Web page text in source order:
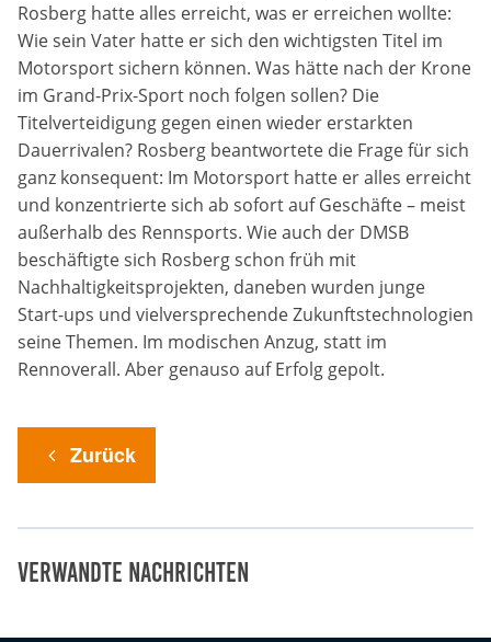
Rosberg hatte alles erreicht, was er erreichen wollte:
Wie sein Vater hatte er sich den wichtigsten Titel im
Motorsport sichern können. Was hätte nach der Krone
im Grand-Prix-Sport noch folgen sollen? Die
Titelverteidigung gegen einen wieder erstarkten
Dauerrivalen? Rosberg beantwortete die Frage für sich
ganz konsequent: Im Motorsport hatte er alles erreicht
und konzentrierte sich ab sofort auf Geschäfte – meist
außerhalb des Rennsports. Wie auch der DMSB
beschäftigte sich Rosberg schon früh mit
Nachhaltigkeitsprojekten, daneben wurden junge
Start-ups und vielversprechende Zukunftstechnologien
seine Themen. Im modischen Anzug, statt im
Rennoverall. Aber genauso auf Erfolg gepolt.
Zurück
Verwandte Nachrichten
Zweck:
Wir nutzen Marketing-Cookies, um den Erfolg unserer
Online-Werbemaßnahmen auf anderen Seiten zu
messen und damit eine optimale Verteilung unseres
Werbebudgets zu gewährleisten.
Cookie Laufzeit:
90 Tage